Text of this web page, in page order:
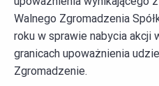
Walnego Zgromadzenia
roku w sprawie nabycia akcji
granicach upoważnienia
Zgromadzenie.